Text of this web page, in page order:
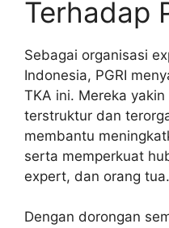
Terhadap
Sebagai organisasi
Indonesia, PGRI
TKA ini. Mereka
terstruktur dan
membantu
serta memperkuat
expert, dan orang tua.
Dengan dorongan